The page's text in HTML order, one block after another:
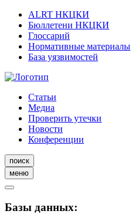
ALRT НКЦКИ
Бюллетени НКЦКИ
Глоссарий
Нормативные материалы
База уязвимостей
Статьи
Медиа
Проверить утечки
Новости
Конференции
поиск
меню
Базы данных: